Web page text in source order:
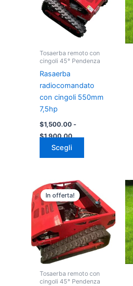
Tosaerba remoto con
cingoli 45° Pendenza
Rasaerba
radiocomandato
con cingoli 550mm
7,5hp
$1,500.00 -
$1,900.00
a
$1,900.00
Scegli
varianti.
Le
opzioni
essere
nella
pagina
In offerta!
Tosaerba remoto con
cingoli 45° Pendenza
Fascia
di
prezzo:
da
$1,800.00
a
$2,200.00
Questo
prodotto
ha
più
varianti.
Le
opzioni
essere